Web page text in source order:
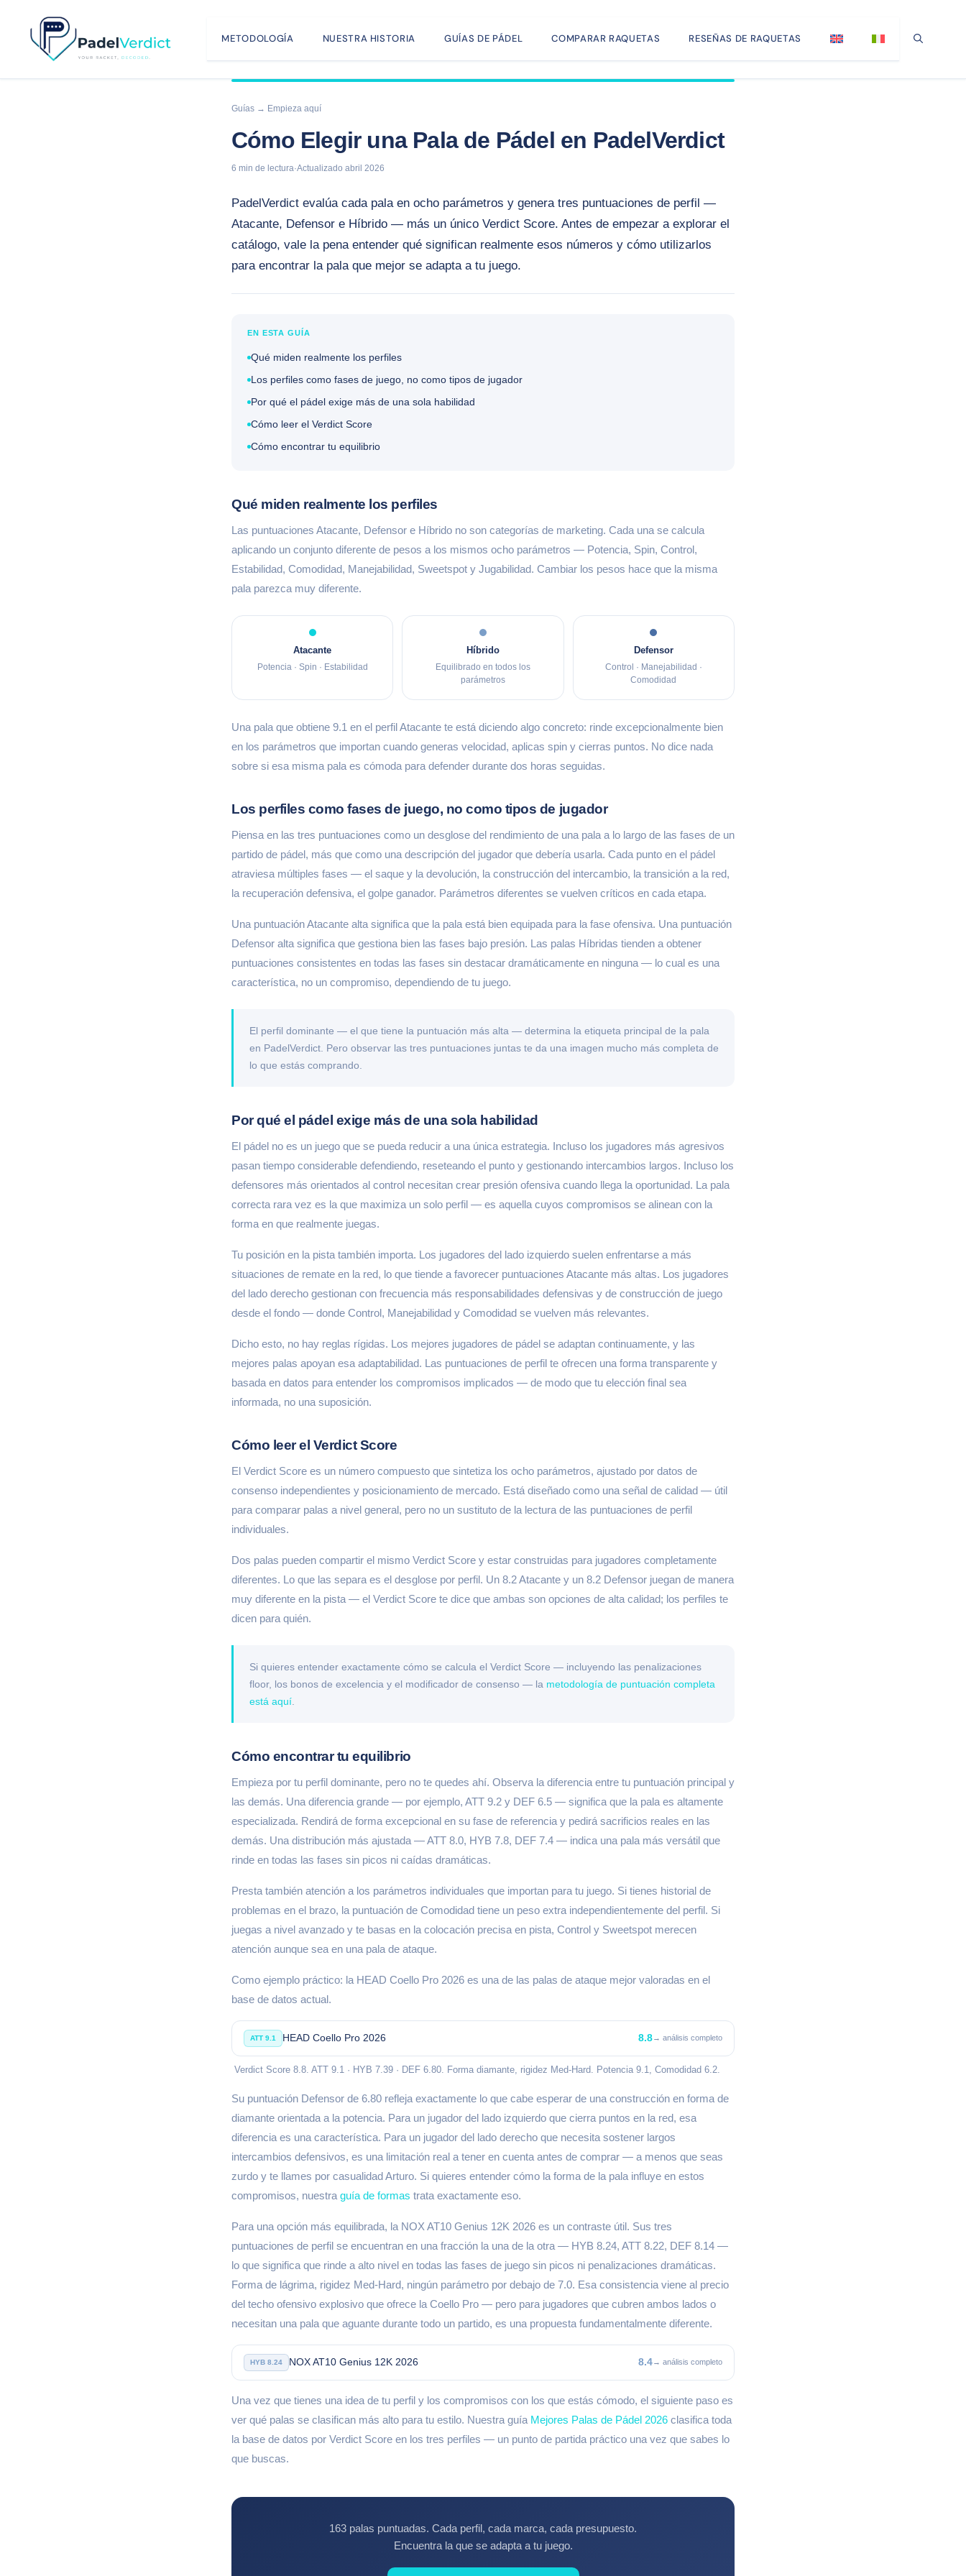
contenido
METODOLOGÍA NUESTRA HISTORIA GUÍAS DE PÁDEL COMPARAR RAQUETAS RESEÑAS DE RAQUETAS
Guías → Empieza aquí
Cómo Elegir una Pala de Pádel en PadelVerdict
6 min de lectura·Actualizado abril 2026
PadelVerdict evalúa cada pala en ocho parámetros y genera tres puntuaciones de perfil —
Atacante, Defensor e Híbrido — más un único Verdict Score. Antes de empezar a explorar el
catálogo, vale la pena entender qué significan realmente esos números y cómo utilizarlos
para encontrar la pala que mejor se adapta a tu juego.
EN ESTA GUÍA
Qué miden realmente los perfiles
Los perfiles como fases de juego, no como tipos de jugador
Por qué el pádel exige más de una sola habilidad
Cómo leer el Verdict Score
Cómo encontrar tu equilibrio
Qué miden realmente los perfiles
Las puntuaciones Atacante, Defensor e Híbrido no son categorías de marketing. Cada una se calcula
aplicando un conjunto diferente de pesos a los mismos ocho parámetros — Potencia, Spin, Control,
Estabilidad, Comodidad, Manejabilidad, Sweetspot y Jugabilidad. Cambiar los pesos hace que la misma
pala parezca muy diferente.
Atacante
Potencia · Spin · Estabilidad
Híbrido
Equilibrado en todos los
parámetros
Defensor
Control · Manejabilidad ·
Comodidad
Una pala que obtiene 9.1 en el perfil Atacante te está diciendo algo concreto: rinde excepcionalmente bien
en los parámetros que importan cuando generas velocidad, aplicas spin y cierras puntos. No dice nada
sobre si esa misma pala es cómoda para defender durante dos horas seguidas.
Los perfiles como fases de juego, no como tipos de jugador
Piensa en las tres puntuaciones como un desglose del rendimiento de una pala a lo largo de las fases de un
partido de pádel, más que como una descripción del jugador que debería usarla. Cada punto en el pádel
atraviesa múltiples fases — el saque y la devolución, la construcción del intercambio, la transición a la red,
la recuperación defensiva, el golpe ganador. Parámetros diferentes se vuelven críticos en cada etapa.
Una puntuación Atacante alta significa que la pala está bien equipada para la fase ofensiva. Una puntuación
Defensor alta significa que gestiona bien las fases bajo presión. Las palas Híbridas tienden a obtener
puntuaciones consistentes en todas las fases sin destacar dramáticamente en ninguna — lo cual es una
característica, no un compromiso, dependiendo de tu juego.
El perfil dominante — el que tiene la puntuación más alta — determina la etiqueta principal de la pala
en PadelVerdict. Pero observar las tres puntuaciones juntas te da una imagen mucho más completa de
lo que estás comprando.
Por qué el pádel exige más de una sola habilidad
El pádel no es un juego que se pueda reducir a una única estrategia. Incluso los jugadores más agresivos
pasan tiempo considerable defendiendo, reseteando el punto y gestionando intercambios largos. Incluso los
defensores más orientados al control necesitan crear presión ofensiva cuando llega la oportunidad. La pala
correcta rara vez es la que maximiza un solo perfil — es aquella cuyos compromisos se alinean con la
forma en que realmente juegas.
Tu posición en la pista también importa. Los jugadores del lado izquierdo suelen enfrentarse a más
situaciones de remate en la red, lo que tiende a favorecer puntuaciones Atacante más altas. Los jugadores
del lado derecho gestionan con frecuencia más responsabilidades defensivas y de construcción de juego
desde el fondo — donde Control, Manejabilidad y Comodidad se vuelven más relevantes.
Dicho esto, no hay reglas rígidas. Los mejores jugadores de pádel se adaptan continuamente, y las
mejores palas apoyan esa adaptabilidad. Las puntuaciones de perfil te ofrecen una forma transparente y
basada en datos para entender los compromisos implicados — de modo que tu elección final sea
informada, no una suposición.
Cómo leer el Verdict Score
El Verdict Score es un número compuesto que sintetiza los ocho parámetros, ajustado por datos de
consenso independientes y posicionamiento de mercado. Está diseñado como una señal de calidad — útil
para comparar palas a nivel general, pero no un sustituto de la lectura de las puntuaciones de perfil
individuales.
Dos palas pueden compartir el mismo Verdict Score y estar construidas para jugadores completamente
diferentes. Lo que las separa es el desglose por perfil. Un 8.2 Atacante y un 8.2 Defensor juegan de manera
muy diferente en la pista — el Verdict Score te dice que ambas son opciones de alta calidad; los perfiles te
dicen para quién.
Si quieres entender exactamente cómo se calcula el Verdict Score — incluyendo las penalizaciones
floor, los bonos de excelencia y el modificador de consenso — la metodología de puntuación completa
está aquí
Cómo encontrar tu equilibrio
Empieza por tu perfil dominante, pero no te quedes ahí. Observa la diferencia entre tu puntuación principal y
las demás. Una diferencia grande — por ejemplo, ATT 9.2 y DEF 6.5 — significa que la pala es altamente
especializada. Rendirá de forma excepcional en su fase de referencia y pedirá sacrificios reales en las
demás. Una distribución más ajustada — ATT 8.0, HYB 7.8, DEF 7.4 — indica una pala más versátil que
rinde en todas las fases sin picos ni caídas dramáticas.
Presta también atención a los parámetros individuales que importan para tu juego. Si tienes historial de
problemas en el brazo, la puntuación de Comodidad tiene un peso extra independientemente del perfil. Si
juegas a nivel avanzado y te basas en la colocación precisa en pista, Control y Sweetspot merecen
atención aunque sea en una pala de ataque.
Como ejemplo práctico: la HEAD Coello Pro 2026 es una de las palas de ataque mejor valoradas en el
base de datos actual.
ATT 9.1 HEAD Coello Pro 2026 8.8→ análisis completo
Verdict Score 8.8. ATT 9.1 · HYB 7.39 · DEF 6.80. Forma diamante, rigidez Med-Hard. Potencia 9.1, Comodidad 6.2.
Su puntuación Defensor de 6.80 refleja exactamente lo que cabe esperar de una construcción en forma de
diamante orientada a la potencia. Para un jugador del lado izquierdo que cierra puntos en la red, esa
diferencia es una característica. Para un jugador del lado derecho que necesita sostener largos
intercambios defensivos, es una limitación real a tener en cuenta antes de comprar — a menos que seas
zurdo y te llames por casualidad Arturo. Si quieres entender cómo la forma de la pala influye en estos
compromisos, nuestra guía de formas trata exactamente eso.
Para una opción más equilibrada, la NOX AT10 Genius 12K 2026 es un contraste útil. Sus tres
puntuaciones de perfil se encuentran en una fracción la una de la otra — HYB 8.24, ATT 8.22, DEF 8.14 —
lo que significa que rinde a alto nivel en todas las fases de juego sin picos ni penalizaciones dramáticas.
Forma de lágrima, rigidez Med-Hard, ningún parámetro por debajo de 7.0. Esa consistencia viene al precio
del techo ofensivo explosivo que ofrece la Coello Pro — pero para jugadores que cubren ambos lados o
necesitan una pala que aguante durante todo un partido, es una propuesta fundamentalmente diferente.
HYB 8.24 NOX AT10 Genius 12K 2026 8.4→ análisis completo
Una vez que tienes una idea de tu perfil y los compromisos con los que estás cómodo, el siguiente paso es
ver qué palas se clasifican más alto para tu estilo. Nuestra guía Mejores Palas de Pádel 2026 clasifica toda
la base de datos por Verdict Score en los tres perfiles — un punto de partida práctico una vez que sabes lo
que buscas.
163 palas puntuadas. Cada perfil, cada marca, cada presupuesto.
Encuentra la que se adapta a tu juego.